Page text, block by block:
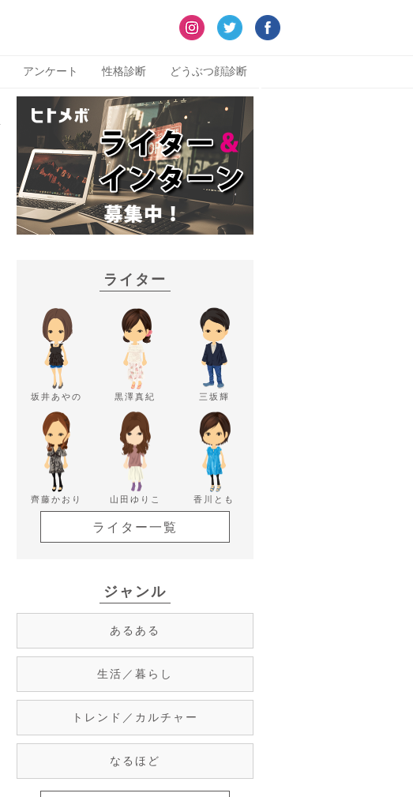
アンケート 性格診断 どうぶつ顔診断
ライター
坂井あやの 黒澤真紀 三坂輝
齊藤かおり 山田ゆりこ 香川とも
ライター一覧
ジャンル
あるある
生活／暮らし
トレンド／カルチャー
なるほど